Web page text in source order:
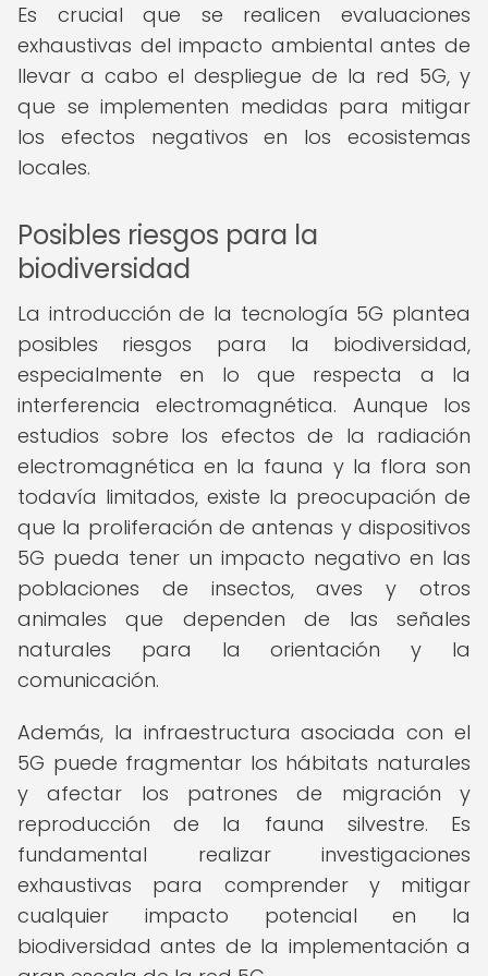
Es crucial que se realicen evaluaciones
exhaustivas del impacto ambiental antes de
llevar a cabo el despliegue de la red 5G, y
que se implementen medidas para mitigar
los efectos negativos en los ecosistemas
locales.
Posibles riesgos para la
biodiversidad
La introducción de la tecnología 5G plantea
posibles riesgos para la biodiversidad,
especialmente en lo que respecta a la
interferencia electromagnética. Aunque los
estudios sobre los efectos de la radiación
electromagnética en la fauna y la flora son
todavía limitados, existe la preocupación de
que la proliferación de antenas y dispositivos
5G pueda tener un impacto negativo en las
poblaciones de insectos, aves y otros
animales que dependen de las señales
naturales para la orientación y la
comunicación.
Además, la infraestructura asociada con el
5G puede fragmentar los hábitats naturales
y afectar los patrones de migración y
reproducción de la fauna silvestre. Es
fundamental realizar investigaciones
exhaustivas para comprender y mitigar
cualquier impacto potencial en la
biodiversidad antes de la implementación a